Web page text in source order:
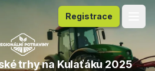
Registrace
trhy na Kulaťáku 2025